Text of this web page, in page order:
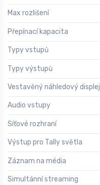
Max rozlišení
Přepínací kapacita
Typy vstupů
Typy výstupů
Vestavěný náhledový displej
Audio vstupy
Síťové rozhraní
Výstup pro Tally světla
Záznam na média
Simultánní streaming